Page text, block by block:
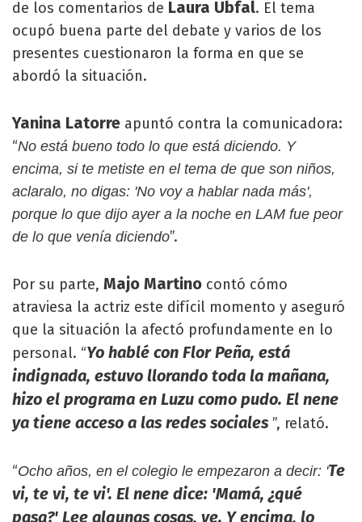
de los comentarios de Laura Ubfal. El tema
ocupó buena parte del debate y varios de los
presentes cuestionaron la forma en que se
abordó la situación.
Yanina Latorre apuntó contra la comunicadora:
“No está bueno todo lo que está diciendo. Y
encima, si te metiste en el tema de que son niños,
aclaralo, no digas: 'No voy a hablar nada más',
porque lo que dijo ayer a la noche en LAM fue peor
de lo que venía diciendo”.
Por su parte, Majo Martino contó cómo
atraviesa la actriz este difícil momento y aseguró
que la situación la afectó profundamente en lo
personal. “Yo hablé con Flor Peña, está
indignada, estuvo llorando toda la mañana,
hizo el programa en Luzu como pudo. El nene
ya tiene acceso a las redes sociales ”, relató.
“Ocho años, en el colegio le empezaron a decir: 'Te
vi, te vi, te vi'. El nene dice: 'Mamá, ¿qué
pasa?' Lee algunas cosas, ve. Y encima, lo